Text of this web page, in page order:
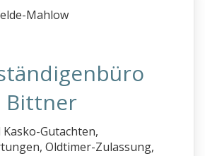
Mahlow
Bittner
Gutachten,
Oldtimer-Zulassung,